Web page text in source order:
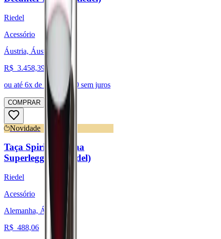
Riedel
Acessório
Áustria, Áustria
R$ 3.458,39
ou até 6x de R$ 576,40 sem juros
COMPRAR
Novidade
Taça Spirits - Linha
Superleggero (Riedel)
Riedel
Acessório
Alemanha, Áustria
R$ 488,06